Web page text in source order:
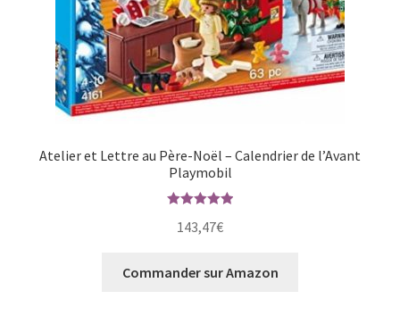
Atelier et Lettre au Père-Noël – Calendrier de l’Avant
Playmobil
sur 5
143,47€
Commander sur Amazon